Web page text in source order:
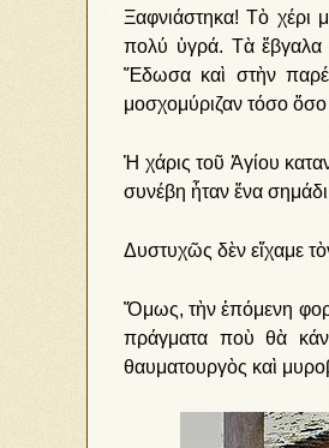
Ξαφνιάστηκα! Τὸ χέρι
πολύ ὑγρά. Τὰ ἔβγαλα
Ἔδωσα καὶ στὴν
μοσχομύριζαν τόσο ὅσο
Ἡ χάρις τοῦ Ἁγίου
συνέβη ἦταν ἕνα
Δυστυχῶς δὲν εἴχαμε
Ὅμως, τὴν ἑπόμενη
πράγματα ποὺ θὰ
θαυματουργὸς καὶ